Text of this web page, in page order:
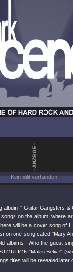
Kein Bild vorhanden.
album " Guitar Gangsters &
on the album, where
will be a cover song of
on one song called "Mary
albums . Who the guest
"Makin Belive"
titles will be revealed later